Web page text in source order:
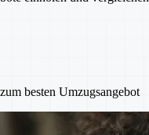
besten Umzugsangebot